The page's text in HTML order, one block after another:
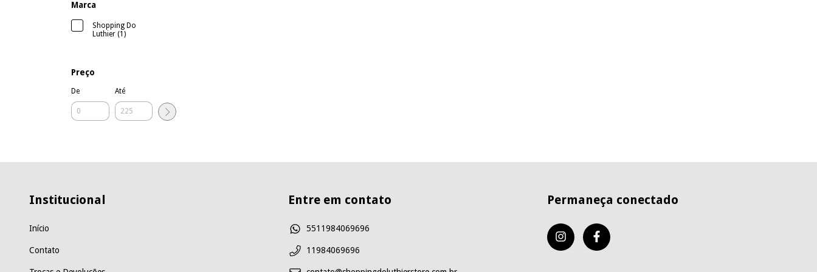
Marca
Shopping Do
Luthier (1)
Preço
De Até
Institucional
Início
Contato
Entre em contato
5511984069696
11984069696
Permaneça conectado